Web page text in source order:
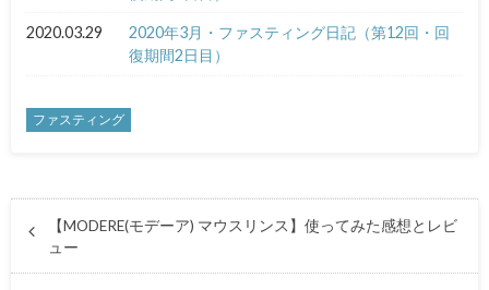
2020.03.29
2020年3月・ファスティング日記（第12回・回
復期間2日目）
ファスティング
【MODERE(モデーア) マウスリンス】使ってみた感想とレビ
ュー